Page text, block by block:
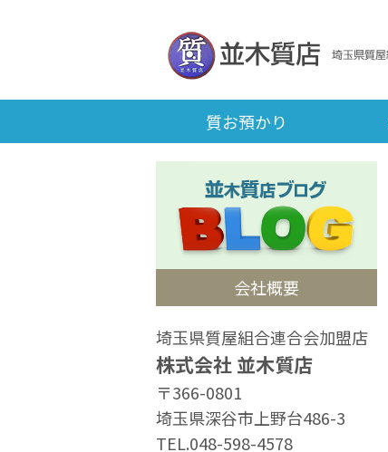
質お預かり
会社概要
埼玉県質屋組合連合会加盟店
株式会社 並木質店
〒366-0801
埼玉県深谷市上野台486-3
TEL.048-598-4578